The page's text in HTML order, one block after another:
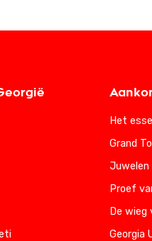
Het
Grand
Juwelen
Proef
De wieg
Georgia